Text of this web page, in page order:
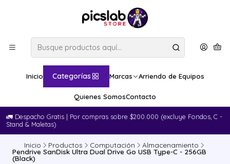
Inicio Categorías Marcas Arriendo de Equipos
Quienes SomosContacto
🚛​ Despacho Gratis | Por compras sobre $200.000 (excluye Fondos, C -
Stand & Maletas)
Inicio Productos Computación Almacenamiento
Pendrive SanDisk Ultra Dual Drive Go USB Type-C - 256GB
(Black)